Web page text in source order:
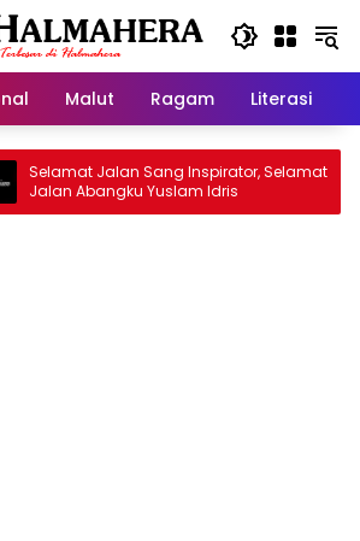
Malut Ragam Literasi
Jalan Sang Inspirator, Selamat
Abangku Yuslam Idris